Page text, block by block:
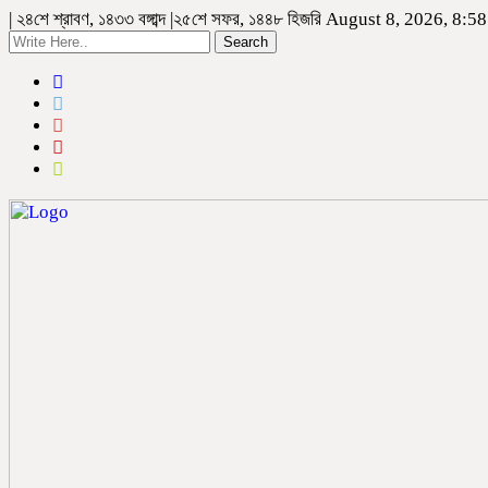
| ২৪শে শ্রাবণ, ১৪৩৩ বঙ্গাব্দ |২৫শে সফর, ১৪৪৮ হিজরি August 8, 2026,
Search